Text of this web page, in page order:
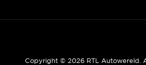
Copyright © 2026 RTL Autowereld.